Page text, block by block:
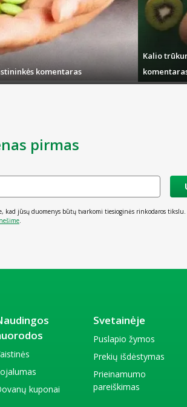
komentaras
Kalio
pirmas
kad jūsų duomenys būtų tvarkomi tiesioginės rinkodaros tikslu.
kuponai
Svetainėje
Puslapio žymos
Prekių išdėstymas
Prieinamumo
pareiškimas